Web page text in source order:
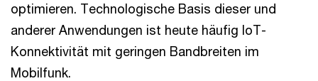
optimieren. Technologische Basis dieser und
anderer Anwendungen ist heute häufig IoT-
Konnektivität mit geringen Bandbreiten im
Mobilfunk.